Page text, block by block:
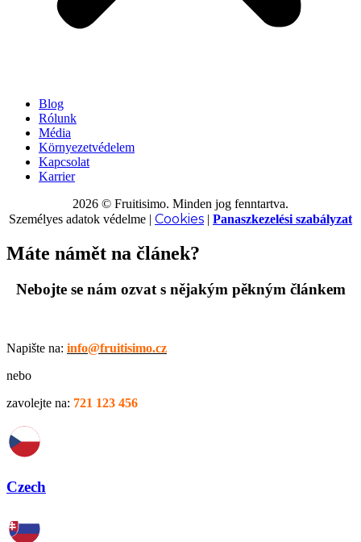
Blog
Rólunk
Média
Környezetvédelem
Kapcsolat
Karrier
2026 © Fruitisimo. Minden jog fenntartva.
Személyes adatok védelme | Cookies | Panaszkezelési szabályzat
Máte námět na článek?
Nebojte se nám ozvat s nějakým pěkným článkem
Napište na: info@fruitisimo.cz
nebo
zavolejte na: 721 123 456
Czech